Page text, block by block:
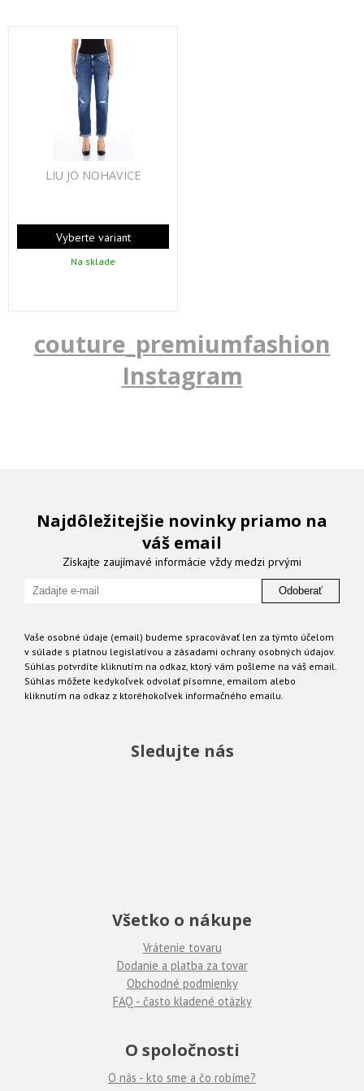
LIU JO NOHAVICE
Vyberte variant
Na sklade
couture_premiumfashion
Instagram
Najdôležitejšie novinky priamo na
váš email
Získajte zaujímavé informácie vždy medzi prvými
Odoberať
Vaše osobné údaje (email) budeme spracovávať len za týmto účelom
v súlade s platnou legislatívou a zásadami ochrany osobných údajov.
Súhlas potvrdíte kliknutím na odkaz, ktorý vám pošleme na váš email.
Súhlas môžete kedykoľvek odvolať písomne, emailom alebo
kliknutím na odkaz z ktoréhokoľvek informačného emailu.
Sledujte nás
Všetko o nákupe
Vrátenie tovaru
Dodanie a platba za tovar
Obchodné podmienky
FAQ - často kladené otázky
O spoločnosti
O nás - kto sme a čo robíme?